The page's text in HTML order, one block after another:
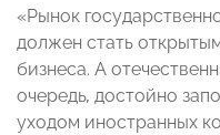
«Рынок
должен стать
бизнеса. А
очередь, достойно
уходом иностранных